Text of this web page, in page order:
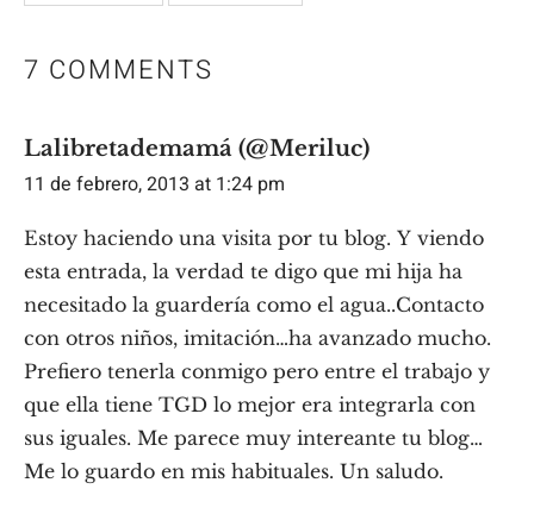
7 COMMENTS
Lalibretademamá (@Meriluc)
11 de febrero, 2013 at 1:24 pm
Estoy haciendo una visita por tu blog. Y viendo
esta entrada, la verdad te digo que mi hija ha
necesitado la guardería como el agua..Contacto
con otros niños, imitación…ha avanzado mucho.
Prefiero tenerla conmigo pero entre el trabajo y
que ella tiene TGD lo mejor era integrarla con
sus iguales. Me parece muy intereante tu blog…
Me lo guardo en mis habituales. Un saludo.